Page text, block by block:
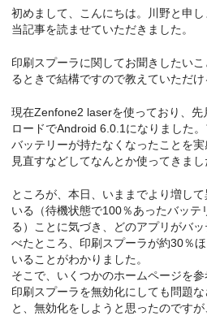
初めまして、こんにちは。川野と申し
当記事を読ませていただきました。
印刷スプーラに関してお聞きしたい
るときで結構ですので教えていただけ
現在Zenfone2 laserを使っており、
ロードでAndroid 6.0.1になりました
バッテリーが持たなくなったことを
見直すなどしてなんとか使ってきまし
ところが、本日、いままでより増し
いる（待機状態で100％あったバッ
る）ことに気づき、どのアプリがバ
べたところ、印刷スプーラが約30％
いることがわかりました。
そこで、いくつかのホームページを
印刷スプーラを無効化にしても問題
と、無効化をしようと思ったのです